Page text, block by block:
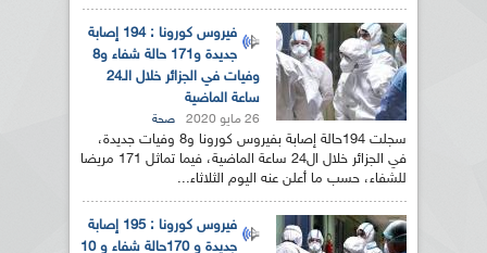
فيروس كورونا : 194 إصابة
جديدة و171 حالة شفاء و8
وفيات في الجزائر خلال الـ24
ساعة الماضية
26 مايو 2020 صحة
سجلت 194حالة إصابة بفيروس كورونا و8 وفيات جديدة،
في الجزائر خلال ال24 ساعة الماضية، فيما تماثل 171 مريضا
للشفاء، حسب ما أعلن عنه اليوم الثلاثاء...
فيروس كورونا : 195 إصابة
جديدة و 170حالة شفاء و 10